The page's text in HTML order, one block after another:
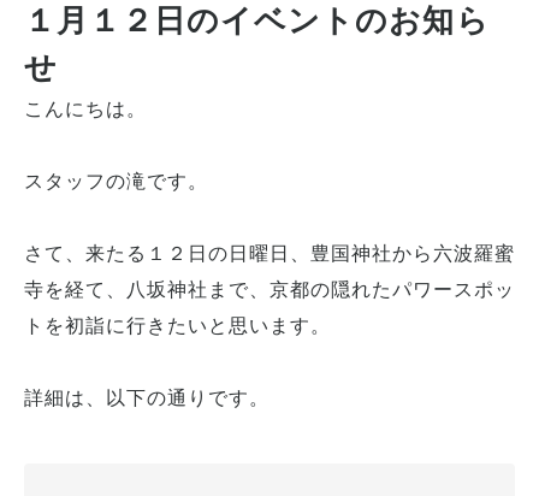
１月１２日のイベントのお知ら
せ
こんにちは。
スタッフの滝です。
さて、来たる１２日の日曜日、豊国神社から六波羅蜜
寺を経て、八坂神社まで、京都の隠れたパワースポッ
トを初詣に行きたいと思います。
詳細は、以下の通りです。